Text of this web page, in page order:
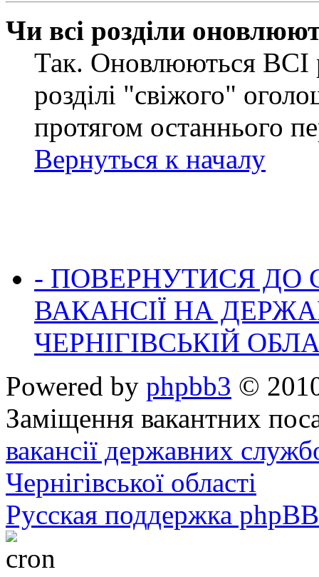
Чи всі розділи
Так. Оновлюються ВСІ
розділі "свіжого"
протягом останнього
Вернуться к началу
- ПОВЕРНУТИСЯ ДО
ВАКАНСІЇ НА
ЧЕРНІГІВСЬКІЙ
Powered by phpbb3 ©
Заміщення вакантних
вакансії державних
Чернігівської області
Русская поддержка phpBB